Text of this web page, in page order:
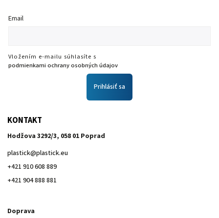
Email
Vložením e-mailu súhlasíte s
podmienkami ochrany osobných údajov
Prihlásiť sa
KONTAKT
Hodžova 3292/3, 058 01 Poprad
plastick@plastick.eu
+421 910 608 889
+421 904 888 881
Doprava